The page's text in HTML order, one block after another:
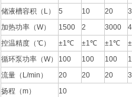
储液槽容积（L）
5 10 20
加热功率（W）
1500 2 3000
控温精度（℃）
±1℃ ±1℃ ±1℃
循环泵功率（W）
100 100 100
流量（L/min）
20 20 20
扬程（m）
10